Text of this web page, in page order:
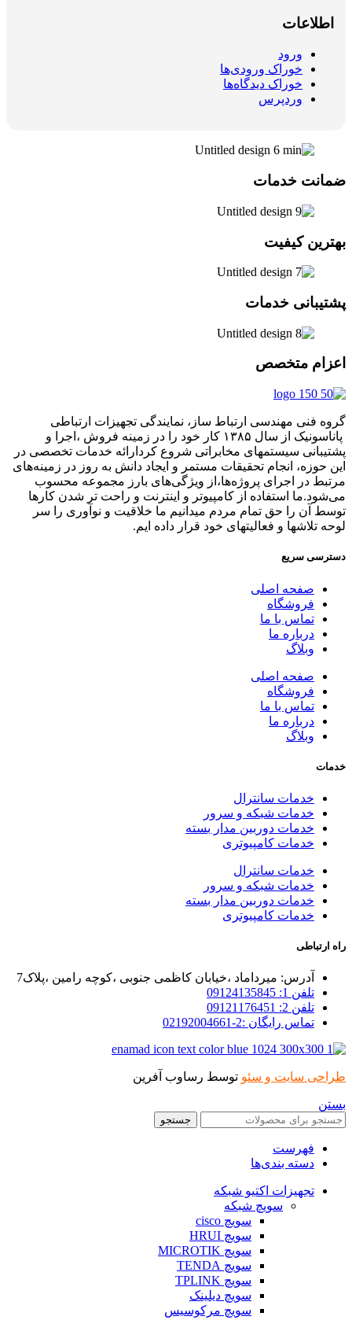
اطلاعات
ورود
خوراک ورودی‌ها
خوراک دیدگاه‌ها
وردپرس
ضمانت خدمات
بهترین کیفیت
پشتیبانی خدمات
اعزام متخصص
گروه فنی مهندسی ارتباط ساز، نمایندگی تجهیزات ارتباطی
پاناسونیک از سال ۱۳۸۵ کار خود را در زمینه فروش ،اجرا و
پشتیبانی سیستمهای مخابراتی شروع کردارائه خدمات تخصصی در
این حوزه، انجام تحقیقات مستمر و ایجاد دانش به‌ روز در زمینه‌های
مرتبط در اجرای پروژه‌ها،از ویژگی‌های بارز مجموعه محسوب
می‌شود.ما استفاده از کامپیوتر و اینترنت و راحت تر شدن کارها
توسط آن را حق تمام مردم میدانیم ما خلاقیت و نوآوری را سر
لوحه تلاشها و فعالیتهای خود قرار داده ایم.
دسترسی سریع
صفحه اصلی
فروشگاه
تماس با ما
درباره ما
وبلاگ
صفحه اصلی
فروشگاه
تماس با ما
درباره ما
وبلاگ
خدمات
خدمات سانترال
خدمات شبکه و سرور
خدمات دوربین مدار بسته
خدمات کامپیوتری
خدمات سانترال
خدمات شبکه و سرور
خدمات دوربین مدار بسته
خدمات کامپیوتری
راه ارتباطی
آدرس: میرداماد ،خیابان کاظمی جنوبی ،کوچه رامین ،پلاک7
تلفن 1: 09124135845
تلفن 2: 09121176451
تماس رایگان :2-02192004661
طراحی سایت و سئو توسط رساوب آفرین
بستن
جستجو
فهرست
دسته بندی‌ها
تجهیزات اکتیو شبکه
سویچ شبکه
سویچ cisco
سویچ HRUI
سویچ MICROTIK
سویچ TENDA
سویچ TPLINK
سویچ دیلینک
سویچ مرکوسیس